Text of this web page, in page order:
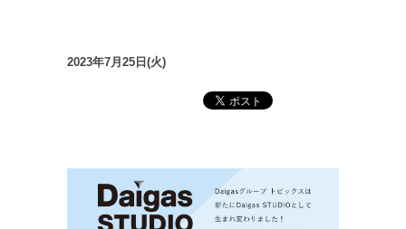
2023年7月25日(火)